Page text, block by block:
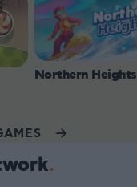
Northern Heights